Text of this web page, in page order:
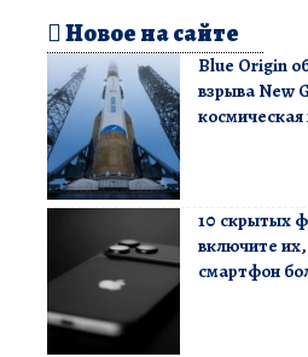
Новое на сайте
Blue Origin
взрыва New
космическая
10 скрытых
включите
смартфон